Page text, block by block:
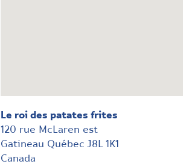
Le roi des patates frites
120 rue McLaren est
Gatineau Québec J8L 1K1
Canada